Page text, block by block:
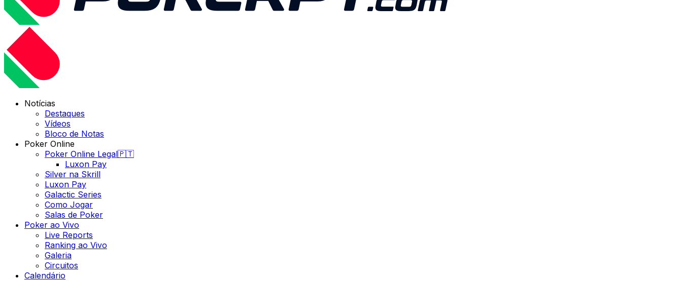
Notícias
Destaques
Vídeos
Bloco de Notas
Poker Online
Poker Online Legal🇵🇹
Luxon Pay
Silver na Skrill
Luxon Pay
Galactic Series
Como Jogar
Salas de Poker
Poker ao Vivo
Live Reports
Ranking ao Vivo
Galeria
Circuitos
Calendário